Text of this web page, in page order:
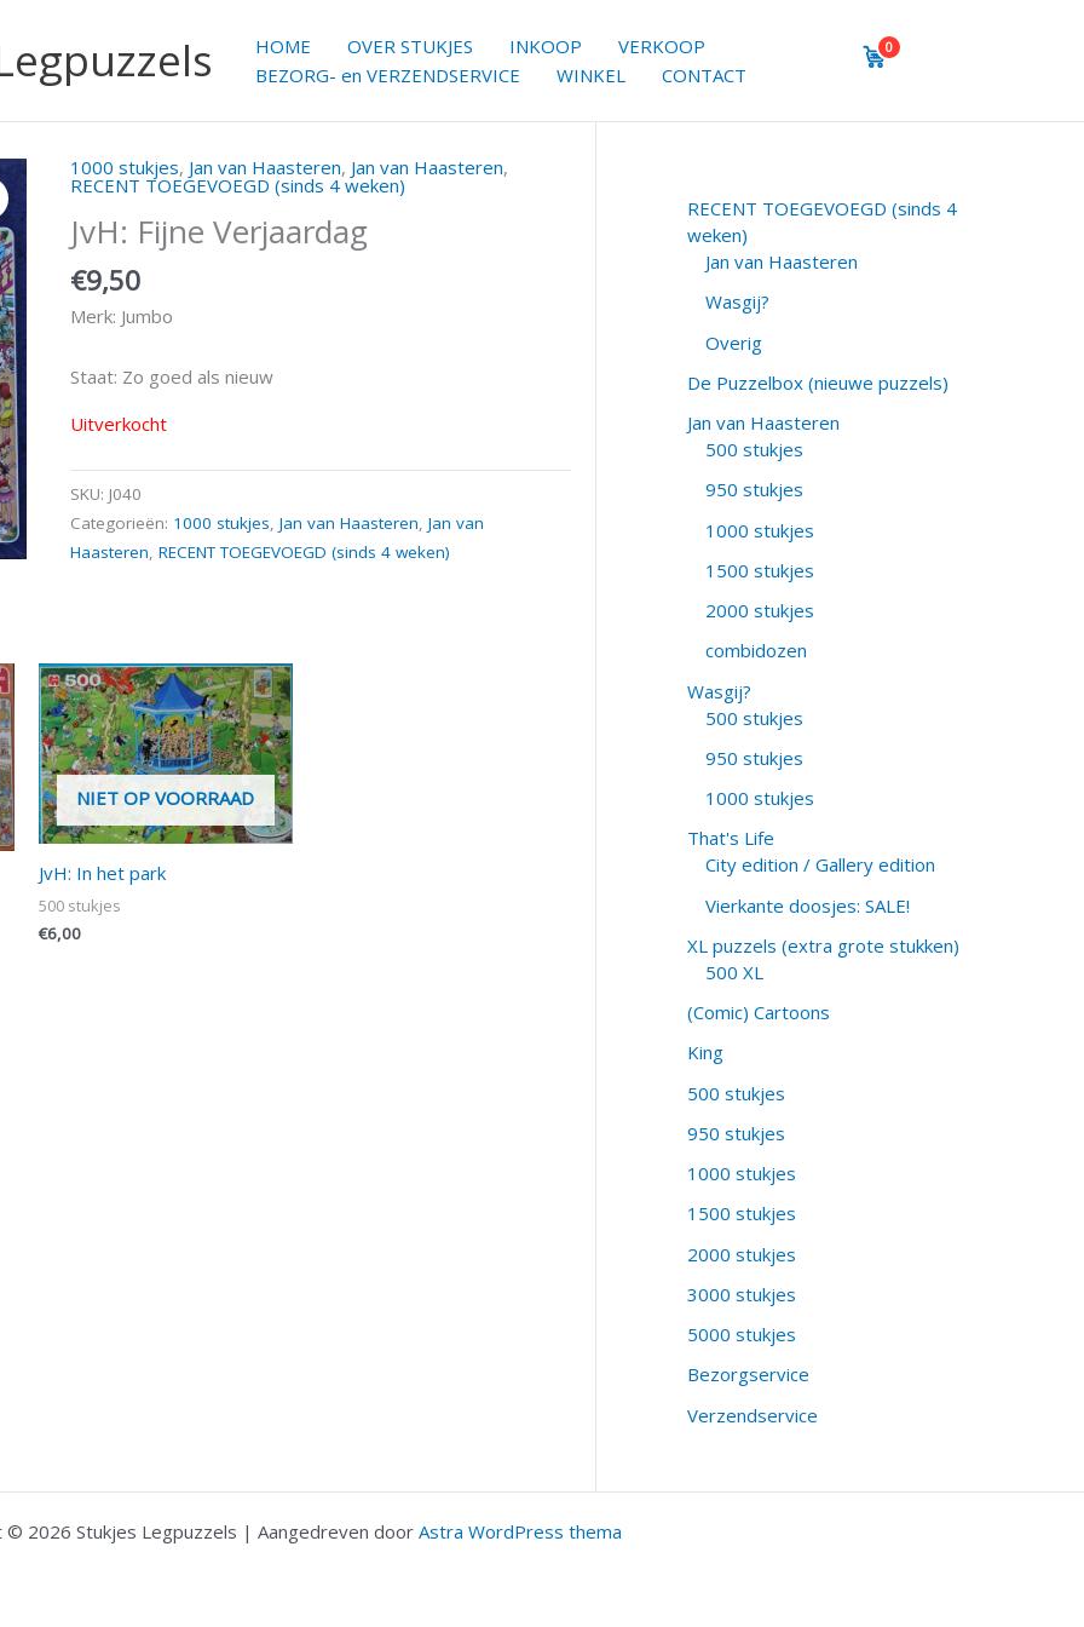
HOME OVER STUKJES INKOOP
VERKOOP
BEZORG- en VERZENDSERVICE
WINKEL CONTACT
0
1000 stukjes, Jan van Haasteren, Jan van Haasteren,
RECENT TOEGEVOEGD (sinds 4 weken)
JvH: Fijne Verjaardag
€9,50
Merk: Jumbo
Staat: Zo goed als nieuw
Uitverkocht
SKU: J040
Categorieën: 1000 stukjes, Jan van Haasteren, Jan van
Haasteren, RECENT TOEGEVOEGD (sinds 4 weken)
NIET OP VOORRAAD
JvH: In het park
500 stukjes
€6,00
RECENT TOEGEVOEGD (sinds 4
weken)
Jan van Haasteren
Wasgij?
Overig
De Puzzelbox (nieuwe puzzels)
Jan van Haasteren
500 stukjes
950 stukjes
1000 stukjes
1500 stukjes
2000 stukjes
combidozen
Wasgij?
500 stukjes
950 stukjes
1000 stukjes
That's Life
City edition / Gallery edition
Vierkante doosjes: SALE!
XL puzzels (extra grote stukken)
500 XL
(Comic) Cartoons
King
500 stukjes
950 stukjes
1000 stukjes
1500 stukjes
2000 stukjes
3000 stukjes
5000 stukjes
Bezorgservice
Verzendservice
© 2026 Stukjes Legpuzzels | Aangedreven doorAstra WordPress thema